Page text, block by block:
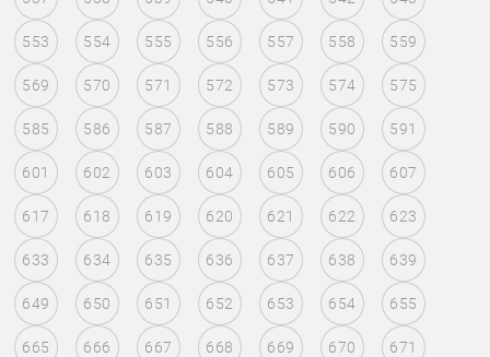
553 554 555 556 557 558 559
569 570 571 572 573 574 575
585 586 587 588 589 590 591
601 602 603 604 605 606 607
617 618 619 620 621 622 623
633 634 635 636 637 638 639
649 650 651 652 653 654 655
665 666 667 668 669 670 671